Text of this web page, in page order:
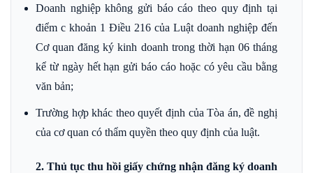
Doanh nghiệp không gửi báo cáo theo quy định tại
điểm c khoản 1 Điều 216 của Luật doanh nghiệp đến
Cơ quan đăng ký kinh doanh trong thời hạn 06 tháng
kể từ ngày hết hạn gửi báo cáo hoặc có yêu cầu bằng
văn bản;
Trường hợp khác theo quyết định của Tòa án, đề nghị
của cơ quan có thẩm quyền theo quy định của luật.
2. Thủ tục thu hồi giấy chứng nhận đăng ký doanh